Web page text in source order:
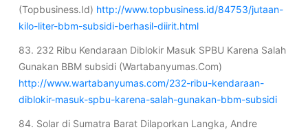
(Topbusiness.Id) http://www.topbusiness.id/84753/jutaan-
kilo-liter-bbm-subsidi-berhasil-diirit.html
83. 232 Ribu Kendaraan Diblokir Masuk SPBU Karena Salah
Gunakan BBM subsidi (Wartabanyumas.Com)
http://www.wartabanyumas.com/232-ribu-kendaraan-
diblokir-masuk-spbu-karena-salah-gunakan-bbm-subsidi
84. Solar di Sumatra Barat Dilaporkan Langka, Andre